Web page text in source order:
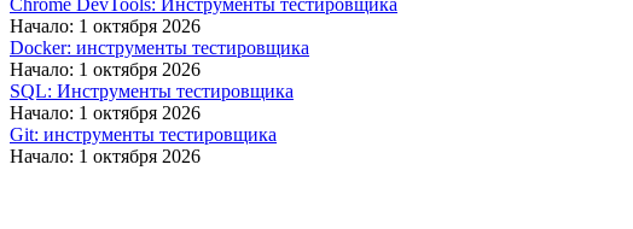
Начало: 1 октября 2026
Docker: инструменты тестировщика
Начало: 1 октября 2026
SQL: Инструменты тестировщика
Начало: 1 октября 2026
Git: инструменты тестировщика
Начало: 1 октября 2026